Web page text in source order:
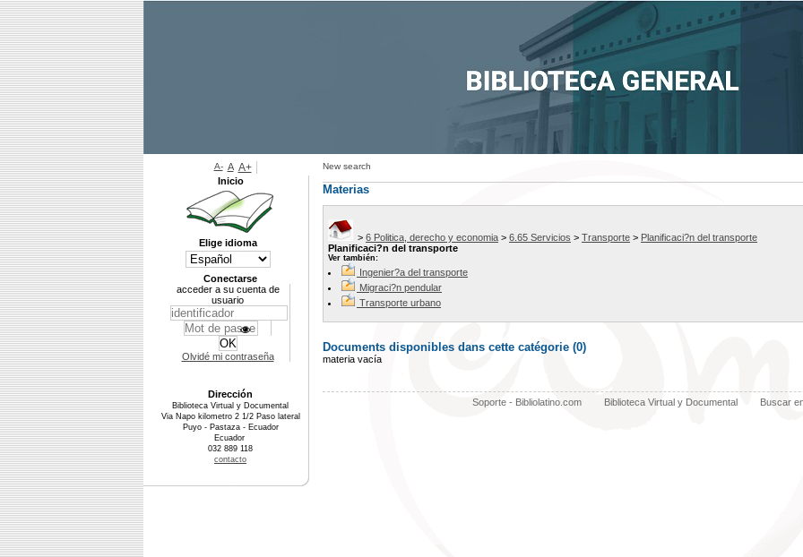
New search
Materias
> 6 Politica, derecho y economia > 6.65 Servicios > Transporte > Planificaci?n del transporte
Planificaci?n del transporte
Ver también:
Ingenier?a del transporte
Migraci?n pendular
Transporte urbano
Documents disponibles dans cette catégorie (0)
materia vacía
Soporte - Bibliolatino.com Biblioteca Virtual y Documental Buscar
A- A A+
Inicio
Elige idioma
Conectarse
acceder a su cuenta de
usuario
Olvidé mi contraseña
Dirección
Biblioteca Virtual y Documental
Via Napo kilometro 2 1/2 Paso lateral
Puyo - Pastaza - Ecuador
Ecuador
032 889 118
contacto